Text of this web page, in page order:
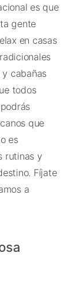
es que
gente
en casas
cabañas
todos
que
es
rutinas y
Fíjate
a